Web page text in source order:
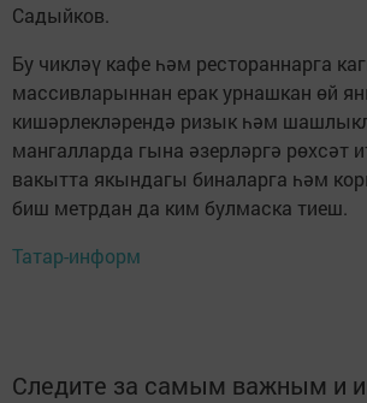
Садыйков.
Бу чикләү кафе һәм рестораннарга
массивларыннан ерак урнашкан өй
кишәрлекләрендә ризык һәм
мангалларда гына әзерләргә рөхсәт
вакытта якындагы биналарга һәм
биш метрдан да ким булмаска тиеш.
Татар-информ
Следите за самым важным и